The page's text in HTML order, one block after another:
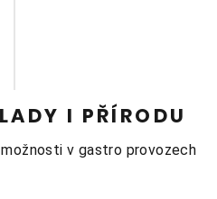
I PŘÍRODU
v gastro provozech